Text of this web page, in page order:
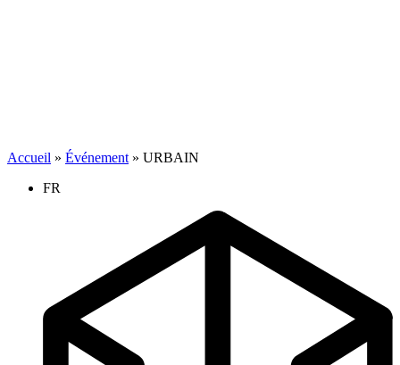
Accueil » Événement » URBAIN
FR